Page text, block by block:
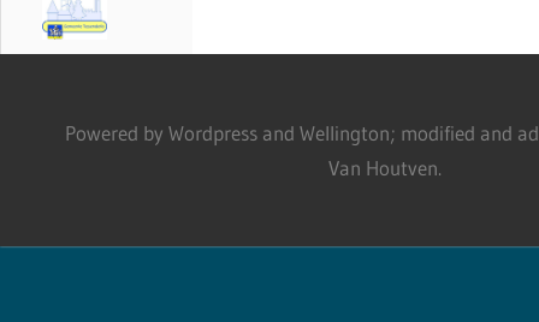
Powered by Wordpress and Wellington; modified and
Van Houtven.